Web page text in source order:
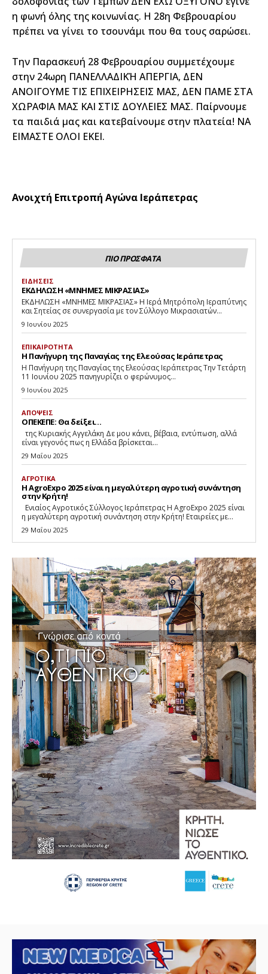
η φωνή όλης της κοινωνίας. Η 28η Φεβρουαρίου
πρέπει να γίνει το τσουνάμι που θα τους σαρώσει.
Την Παρασκευή 28 Φεβρουαρίου συμμετέχουμε
στην 24ωρη ΠΑΝΕΛΛΑΔΙΚΉ ΑΠΕΡΓΙΑ, ΔΕΝ
ΑΝΟΙΓΟΥΜΕ ΤΙΣ ΕΠΙΧΕΙΡΗΣΕΙΣ ΜΑΣ, ΔΕΝ ΠΑΜΕ ΣΤΑ
ΧΩΡΑΦΙΑ ΜΑΣ ΚΑΙ ΣΤΙΣ ΔΟΥΛΕΙΕΣ ΜΑΣ. Παίρνουμε
τα παιδιά μας και κατεβαίνουμε στην πλατεία! ΝΑ
ΕΙΜΑΣΤΕ ΟΛΟΙ ΕΚΕΙ.
Ανοιχτή Επιτροπή Αγώνα Ιεράπετρας
ΠΙΟ ΠΡΟΣΦΑΤΑ
ΕΙΔΗΣΕΙΣ
ΕΚΔΗΛΩΣΗ «ΜΝΗΜΕΣ ΜΙΚΡΑΣΙΑΣ»
ΕΚΔΗΛΩΣΗ «ΜΝΗΜΕΣ ΜΙΚΡΑΣΙΑΣ» Η Ιερά Μητρόπολη Ιεραπύτνης
και Σητείας σε συνεργασία με τον Σύλλογο Μικρασιατών...
9 Ιουνίου 2025
ΕΠΙΚΑΙΡΟΤΗΤΑ
Η Πανήγυρη της Παναγίας της Ελεούσας Ιεράπετρας
Η Πανήγυρη της Παναγίας της Ελεούσας Ιεράπετρας Την Τετάρτη
11 Ιουνίου 2025 πανηγυρίζει ο φερώνυμος...
9 Ιουνίου 2025
ΑΠΟΨΕΙΣ
ΟΠΕΚΕΠΕ: Θα δείξει…
είναι γεγονός πως η Ελλάδα βρίσκεται...
29 Μαΐου 2025
ΑΓΡΟΤΙΚΑ
Η AgroExpo 2025 είναι η μεγαλύτερη αγροτική συνάντηση
στην Κρήτη!
Eνιαίος Αγροτικός Σύλλογος Ιεράπετρας Η AgroExpo 2025 είναι
η μεγαλύτερη αγροτική συνάντηση στην Κρήτη! Εταιρείες με...
29 Μαΐου 2025